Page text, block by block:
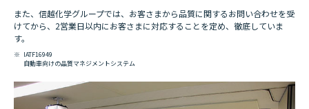
また、信越化学グループでは、お客さまから品質に関するお問い合わせを受
けてから、2営業日以内にお客さまに対応することを定め、徹底していま
す。
※ IATF16949
自動車向けの品質マネジメントシステム